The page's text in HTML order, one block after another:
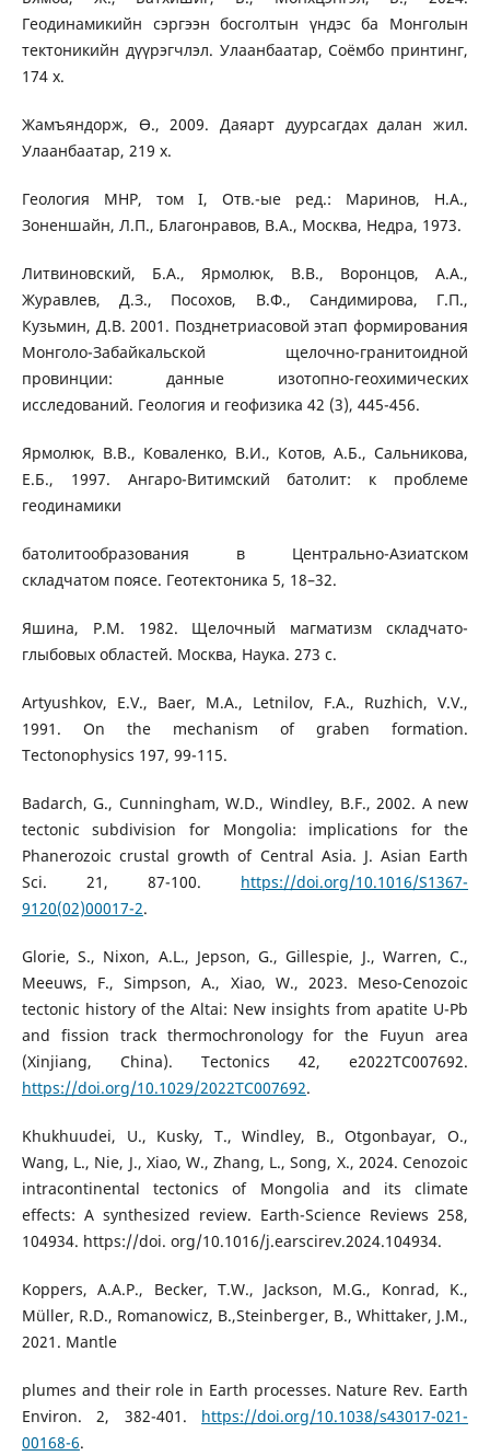
Геодинамикийн сэргээн босголтын үндэс ба Монголын
тектоникийн дүүрэгчлэл. Улаанбаатар, Соёмбо принтинг,
174 х.
Жамъяндорж, Ө., 2009. Даяарт дуурсагдах далан жил.
Улаанбаатар, 219 х.
Геология МНР, том I, Отв.-ые ред.: Маринов, Н.А.,
Зоненшайн, Л.П., Благонравов, В.А., Москва, Недра, 1973.
Литвиновский, Б.А., Ярмолюк, В.В., Воронцов, А.А.,
Журавлев, Д.З., Посохов, В.Ф., Сандимирова, Г.П.,
Кузьмин, Д.В. 2001. Позднетриасовой этап формирования
Монголо-Забайкальской щелочно-гранитоидной
провинции: данные изотопно-геохимических
исследований. Геология и геофизика 42 (3), 445-456.
Ярмолюк, В.В., Коваленко, В.И., Котов, А.Б., Сальникова,
Е.Б., 1997. Ангаро-Витимский батолит: к проблеме
геодинамики
батолитообразования в Центрально-Азиатском
складчатом поясе. Геотектоника 5, 18–32.
Яшина, Р.М. 1982. Щелочный магматизм складчато-
глыбовых областей. Москва, Наука. 273 с.
Artyushkov, E.V., Baer, M.A., Letnilov, F.A., Ruzhich, V.V.,
1991. On the mechanism of graben formation.
Tectonophysics 197, 99-115.
Badarch, G., Cunningham, W.D., Windley, B.F., 2002. A new
tectonic subdivision for Mongolia: implications for the
Phanerozoic crustal growth of Central Asia. J. Asian Earth
Sci. 21, 87-100. https://doi.org/10.1016/S1367-
9120(02)00017-2.
Glorie, S., Nixon, A.L., Jepson, G., Gillespie, J., Warren, C.,
Meeuws, F., Simpson, A., Xiao, W., 2023. Meso-Cenozoic
tectonic history of the Altai: New insights from apatite U-Pb
and fission track thermochronology for the Fuyun area
(Xinjiang, China). Tectonics 42, e2022TC007692.
https://doi.org/10.1029/2022TC007692.
Khukhuudei, U., Kusky, T., Windley, B., Otgonbayar, O.,
Wang, L., Nie, J., Xiao, W., Zhang, L., Song, X., 2024. Cenozoic
intracontinental tectonics of Mongolia and its climate
effects: A synthesized review. Earth-Science Reviews 258,
104934. https://doi. org/10.1016/j.earscirev.2024.104934.
Koppers, A.A.P., Becker, T.W., Jackson, M.G., Konrad, K.,
Müller, R.D., Romanowicz, B.,Steinberger, B., Whittaker, J.M.,
2021. Mantle
plumes and their role in Earth processes. Nature Rev. Earth
Environ. 2, 382-401. https://doi.org/10.1038/s43017-021-
00168-6.